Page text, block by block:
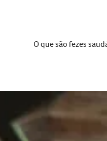
O que são fezes